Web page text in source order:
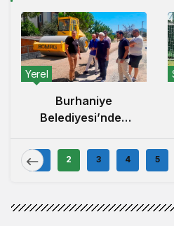
Burhaniye
Kapsamlı Yol
ve Onarım
Spor
1 2 3 4 5